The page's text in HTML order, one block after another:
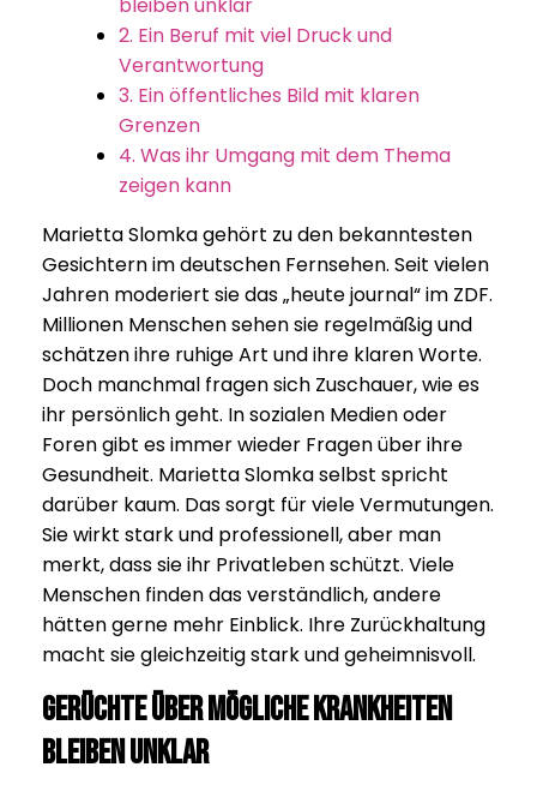
2. Ein Beruf mit viel Druck und
Verantwortung
3. Ein öffentliches Bild mit klaren
Grenzen
4. Was ihr Umgang mit dem Thema
zeigen kann
Marietta Slomka gehört zu den bekanntesten
Gesichtern im deutschen Fernsehen. Seit vielen
Jahren moderiert sie das „heute journal“ im ZDF.
Millionen Menschen sehen sie regelmäßig und
schätzen ihre ruhige Art und ihre klaren Worte.
Doch manchmal fragen sich Zuschauer, wie es
ihr persönlich geht. In sozialen Medien oder
Foren gibt es immer wieder Fragen über ihre
Gesundheit. Marietta Slomka selbst spricht
darüber kaum. Das sorgt für viele Vermutungen.
Sie wirkt stark und professionell, aber man
merkt, dass sie ihr Privatleben schützt. Viele
Menschen finden das verständlich, andere
hätten gerne mehr Einblick. Ihre Zurückhaltung
macht sie gleichzeitig stark und geheimnisvoll.
Gerüchte über mögliche Krankheiten
bleiben unklar